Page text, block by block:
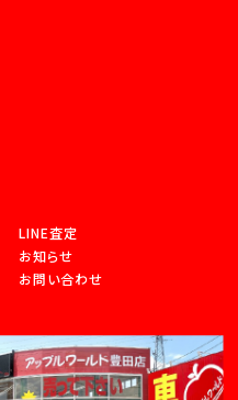
LINE査定
お知らせ
お問い合わせ